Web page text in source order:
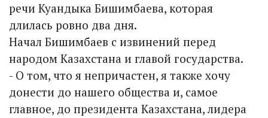
речи Куандыка Бишимбаева, которая
длилась ровно два дня.
Начал Бишимбаев с извинений перед
народом Казахстана и главой государства.
- О том, что я непричастен, я также хочу
донести до нашего общества и, самое
главное, до президента Казахстана, лидера